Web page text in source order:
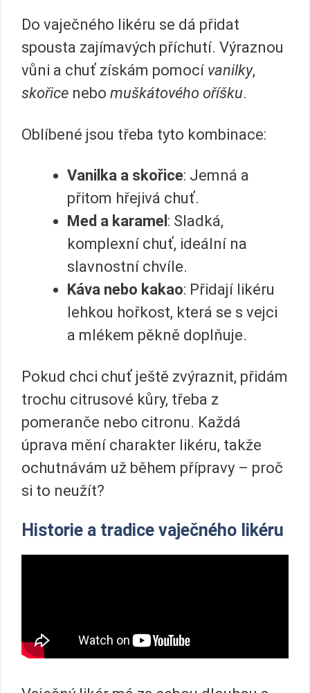
Do vaječného likéru se dá přidat
spousta zajímavých příchutí. Výraznou
vůni a chuť získám pomocí vanilky,
skořice nebo muškátového oříšku.
Oblíbené jsou třeba tyto kombinace:
Vanilka a skořice: Jemná a
přitom hřejivá chuť.
Med a karamel : Sladká,
komplexní chuť, ideální na
slavnostní chvíle.
Káva nebo kakao: Přidají likéru
lehkou hořkost, která se s vejci
a mlékem pěkně doplňuje.
Pokud chci chuť ještě zvýraznit, přidám
trochu citrusové kůry, třeba z
pomeranče nebo citronu. Každá
úprava mění charakter likéru, takže
ochutnávám už během přípravy – proč
si to neužít?
Historie a tradice vaječného likéru